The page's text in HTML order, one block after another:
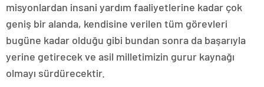
misyonlardan insani yardım faaliyetlerine kadar çok
geniş bir alanda, kendisine verilen tüm görevleri
bugüne kadar olduğu gibi bundan sonra da başarıyla
yerine getirecek ve asil milletimizin gurur kaynağı
olmayı sürdürecektir.